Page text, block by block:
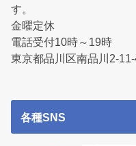
す。
金曜定休
電話受付10時～19時
東京都品川区南品川2-
各種SNS